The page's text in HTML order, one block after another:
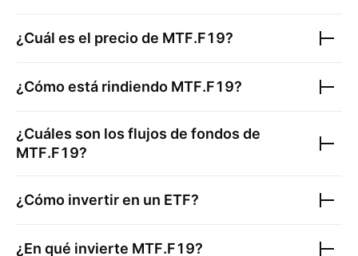
¿Cuál es el precio de MTF.F19?
¿Cómo está rindiendo MTF.F19?
¿Cuáles son los flujos de fondos de
MTF.F19?
¿Cómo invertir en un ETF?
¿En qué invierte MTF.F19?